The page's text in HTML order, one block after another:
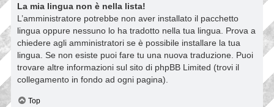
La mia lingua non è nella lista!
L’amministratore potrebbe non aver installato il pacchetto
lingua oppure nessuno lo ha tradotto nella tua lingua. Prova a
chiedere agli amministratori se è possibile installare la tua
lingua. Se non esiste puoi fare tu una nuova traduzione. Puoi
trovare altre informazioni sul sito di phpBB Limited (trovi il
collegamento in fondo ad ogni pagina).
Top